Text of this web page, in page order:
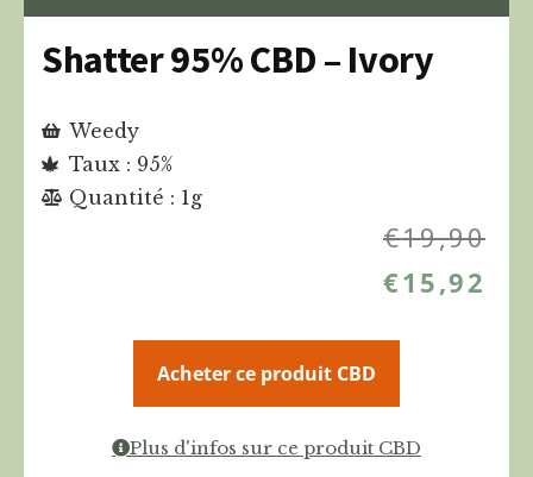
Shatter 95% CBD – Ivory
Weedy
Taux : 95%
Quantité : 1g
€19,90
€15,92
Acheter ce produit CBD
Plus d'infos sur ce produit CBD